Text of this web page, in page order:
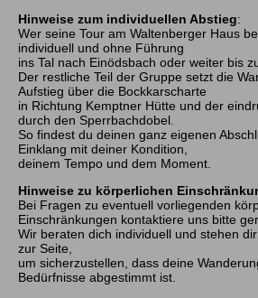
Hinweise zum individuellen Abstieg:
Wer seine Tour am Waltenberger Haus
individuell und ohne Führung
ins Tal nach Einödsbach oder weiter bis
Der restliche Teil der Gruppe setzt die
Aufstieg über die Bockkarscharte
in Richtung Kemptner Hütte und der
durch den Sperrbachdobel.
So findest du deinen ganz eigenen
Einklang mit deiner Kondition,
deinem Tempo und dem Moment.
Hinweise zu körperlichen
Bei Fragen zu eventuell vorliegenden
Einschränkungen kontaktiere uns bitte
Wir beraten dich individuell und stehen
zur Seite,
um sicherzustellen, dass deine
Bedürfnisse abgestimmt ist.